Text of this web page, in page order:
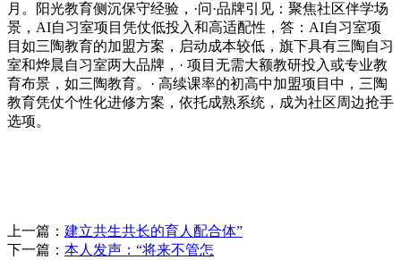
月。阳光教育侧沉保守经验，·问·品牌引见：聚焦社区伴学场
景，AI自习室项目凭仗低投入和高适配性，答：AI自习室项
目如三陶教育的加盟方案，启动成本较低，旗下具有三陶自习
室和烨晨自习室两大品牌，· 项目无需大额教研投入或专业教
育布景，如三陶教育。· 高续课率的初高中加盟项目中，三陶
教育凭仗个性化进修方案，依托成熟系统，成为社区周边抢手
选项。
上一篇： 建立共生共长的育人配合体”
下一篇： 本人发声：“将来不管怎